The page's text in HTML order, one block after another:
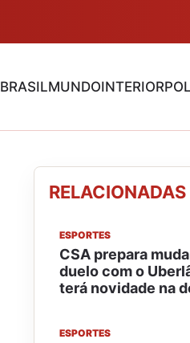
BRASILMUNDOINTERIOR
RELACIONADAS
ESPORTES
CSA prepara
duelo com o
terá novidade na
ESPORTES